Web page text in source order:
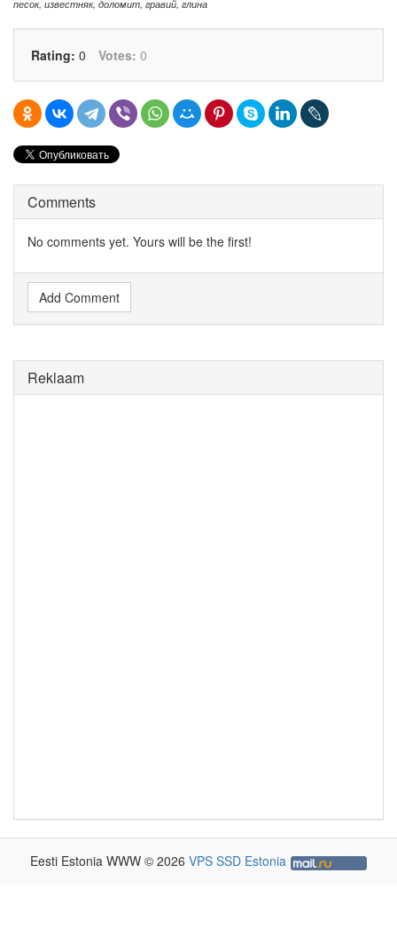
песок, известняк, доломит, гравий, глина
Rating: 0 Votes: 0
Comments
No comments yet. Yours will be the first!
Add Comment
Reklaam
Eesti Estonia WWW © 2026 VPS SSD Estonia